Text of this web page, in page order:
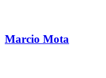
Marcio Mota